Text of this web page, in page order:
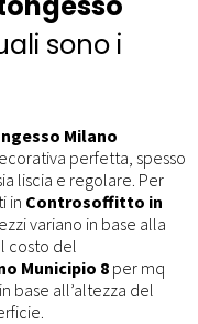
sono i
Milano
perfetta, spesso
liscia e regolare. Per
in Controsoffitto in
variano in base alla
costo del
Municipio 8 per mq
base all’altezza del